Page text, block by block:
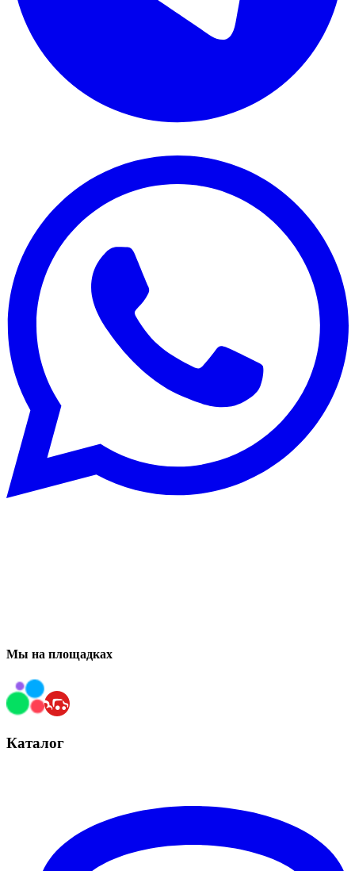
Мы на площадках
Каталог